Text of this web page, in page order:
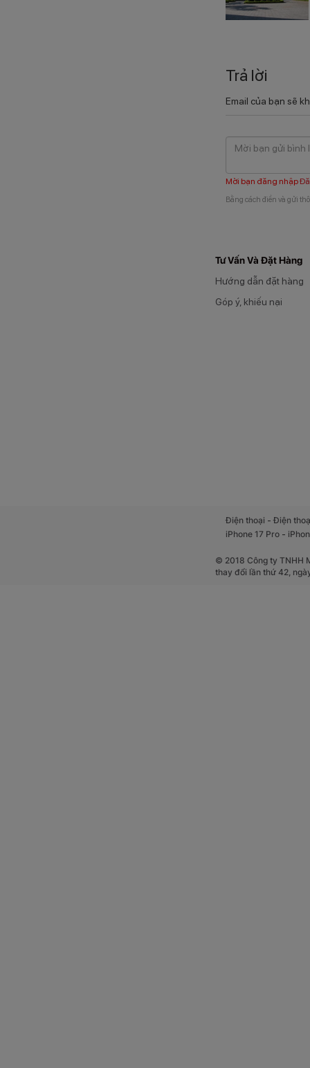
Trả lời
Email của bạn sẽ
Mời bạn đăng nhập
Bằng cách điền và gửi
Tư Vấn Và Đặt Hàng
Hướng dẫn đặt hàng
Góp ý, khiếu nại
Điện thoại -Điện
iPhone 17 Pro -
© 2018 Công ty TNHH
thay đổi lần thứ 42,